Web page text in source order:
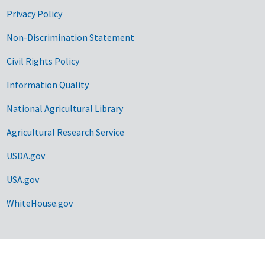
Privacy Policy
Non-Discrimination Statement
Civil Rights Policy
Information Quality
National Agricultural Library
Agricultural Research Service
USDA.gov
USA.gov
WhiteHouse.gov